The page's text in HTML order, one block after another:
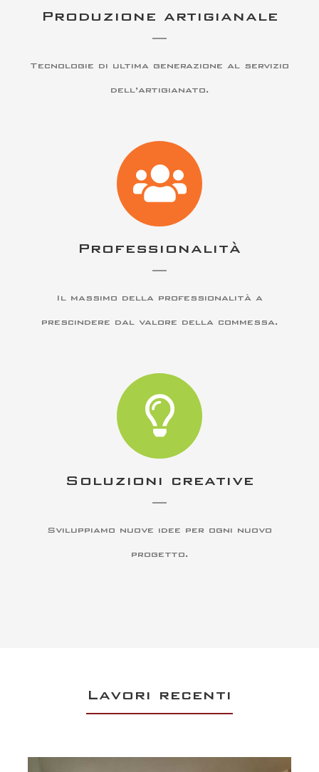
Produzione artigianale
Tecnologie di ultima generazione al servizio
dell’artigianato.
Professionalità
Il massimo della professionalità a
prescindere dal valore della commessa.
Soluzioni creative
Sviluppiamo nuove idee per ogni nuovo
progetto.
Lavori recenti